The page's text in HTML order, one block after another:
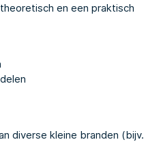
en een praktisch
diverse kleine branden (bijv.